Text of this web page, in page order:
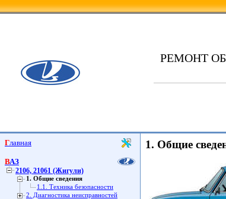
РЕМОНТ
Главная
ВАЗ
2106, 21061 (Жигули)
1. Общие сведения
1.1. Техника безопасности
2. Диагностика неисправностей
1. Общие